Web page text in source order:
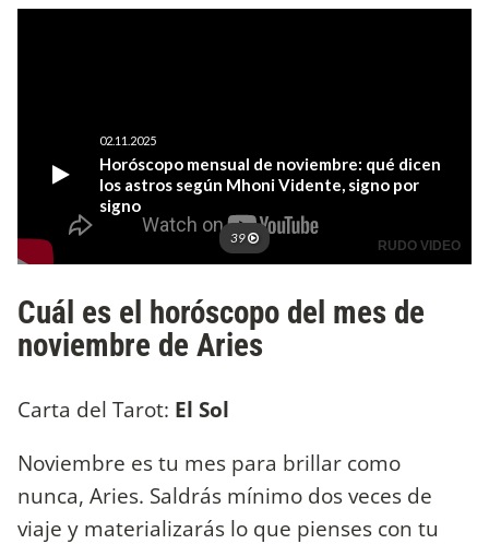
Cuál es el horóscopo del mes de
noviembre de Aries
Carta del Tarot: El Sol
Noviembre es tu mes para brillar como
nunca, Aries. Saldrás mínimo dos veces de
viaje y materializarás lo que pienses con tu